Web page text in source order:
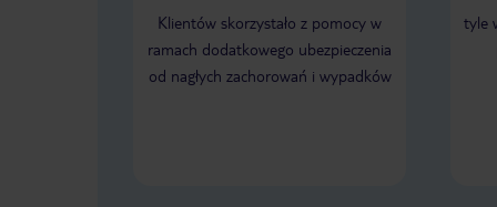
Klientów skorzystało z pomocy w
ramach dodatkowego ubezpieczenia
od nagłych zachorowań i wypadków
tyle